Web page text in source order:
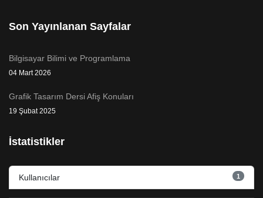
Son Yayınlanan Sayfalar
Bilgisayar Bilimi ve Programlama
04 Mart 2026
Grafik Tasarım Dersi Afiş Konuları
19 Şubat 2025
İstatistikler
Kullanıcılar 1